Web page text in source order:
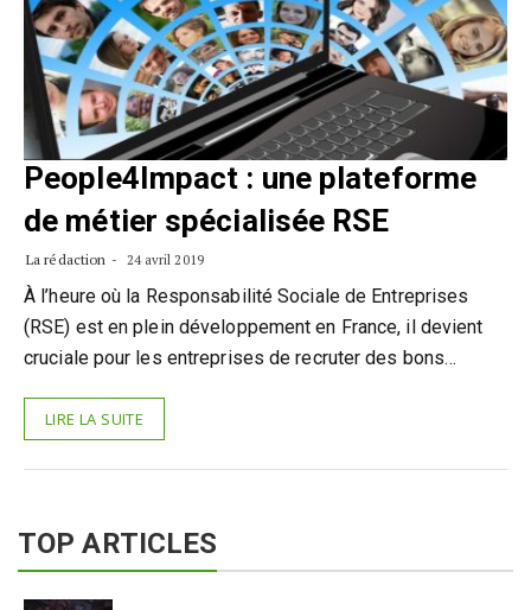
People4Impact : une plateforme
de métier spécialisée RSE
La rédaction 24 avril 2019
À l’heure où la Responsabilité Sociale de Entreprises
(RSE) est en plein développement en France, il devient
cruciale pour les entreprises de recruter des bons…
LIRE LA SUITE
TOP ARTICLES